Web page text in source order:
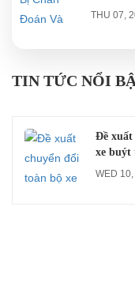
Giải
THU 07,
điện du
khách ở
TIN TỨC NỔI
Đề xuất
xe buýt
sang xe
WED